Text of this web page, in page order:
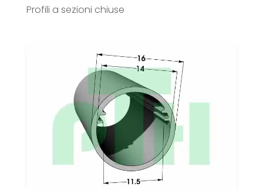
Profili a sezioni chiuse